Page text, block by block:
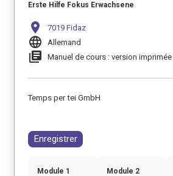
Erste Hilfe Fokus Erwachsene
location_on 7019 Fidaz
language Allemand
library_books Manuel de cours : version imprimée
Temps per tei GmbH
Enregistrer
Module 1 Module 2